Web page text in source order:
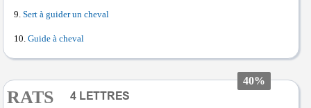
Sert à guider un cheval
Guide à cheval
40%
RATS